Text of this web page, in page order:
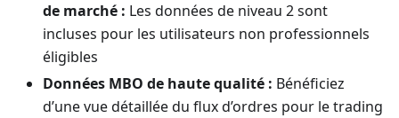
de marché : Les données de niveau 2 sont
incluses pour les utilisateurs non professionnels
éligibles
Données MBO de haute qualité : Bénéficiez
d’une vue détaillée du flux d’ordres pour le trading